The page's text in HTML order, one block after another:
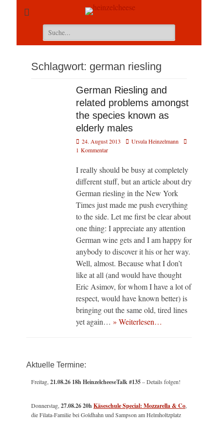
nach:
Schlagwort: german riesling
German Riesling and
related problems amongst
the species known as
elderly males
Veröffentlicht
am
24. August 2013 AutorUrsula Heinzelmann
1 Kommentar
I really should be busy at completely
different stuff, but an article about dry
German riesling in the New York
Times just made me push everything
to the side. Let me first be clear about
one thing: I appreciate any attention
German wine gets and I am happy for
anybody to discover it his or her way.
Well, almost. Because what I don’t
like at all (and would have thought
Eric Asimov, for whom I have a lot of
respect, would have known better) is
bringing out the same old, tired lines
yet again… » Weiterlesen…
Aktuelle Termine:
Freitag, 21.08.26 18h HeinzelcheeseTalk #135– Details folgen!
Donnerstag, 27.08.26 20hKäseschule Special: Mozzarella & Co
die Filata-Familie bei Goldhahn und Sampson am Helmholtzplatz